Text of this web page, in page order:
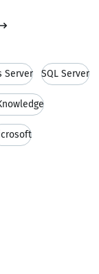
Server SQL Server